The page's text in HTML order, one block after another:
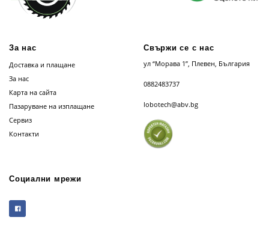
За нас
Доставка и плащане
За нас
Карта на сайта
Пазаруване на изплащане
Сервиз
Контакти
Свържи се с нас
ул “Морава 1”, Плевен, България
0882483737
lobotech@abv.bg
Социални мрежи